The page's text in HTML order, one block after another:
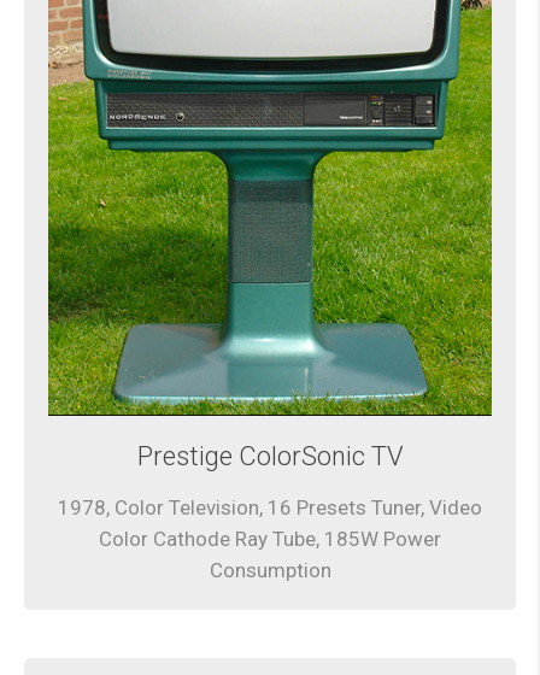
Prestige ColorSonic TV
1978, Color Television, 16 Presets Tuner, Video
Color Cathode Ray Tube, 185W Power
Consumption